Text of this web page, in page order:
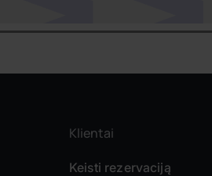
Klientai
Keisti rezervaciją